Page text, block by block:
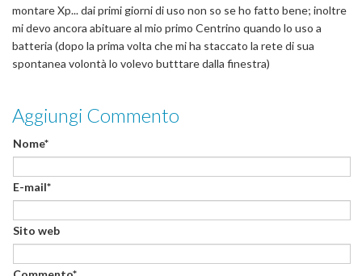
montare Xp... dai primi giorni di uso non so se ho fatto bene; inoltre
mi devo ancora abituare al mio primo Centrino quando lo uso a
batteria (dopo la prima volta che mi ha staccato la rete di sua
spontanea volontà lo volevo butttare dalla finestra)
Aggiungi Commento
Nome*
E-mail*
Sito web